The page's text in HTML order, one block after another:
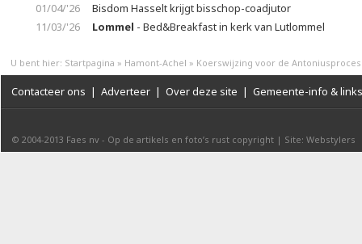
01/04/'26
Bisdom Hasselt krijgt bisschop-coadjutor
11/03/'26
Lommel - Bed&Breakfast in kerk van Lutlommel
U bent hier: Startpagina » Hamont-Achel » Koerswijzing voor de
Contacteer ons | Adverteer | Over deze site | Gemeente-info & links
© 2004-2013 Faes nv - Op de artikels en foto’s rust copyright | Site: Webstylers